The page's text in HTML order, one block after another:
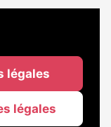
légales
légales